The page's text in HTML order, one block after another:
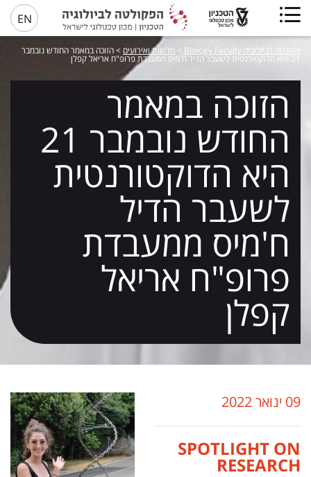
EN
פקולטה לביולוגיה Biology Faculty > חדשות ואירועים >הזוכה במאמר החודש נובמבר
21 היא הדוקטורנטית לשעבר הדיל ח'מיס ממעבדת פרופ"ח אריאל קפלן
הזוכה במאמר
החודש נובמבר 21
היא הדוקטורנטית
לשעבר הדיל
ח'מיס ממעבדת
פרופ"ח אריאל
קפלן
09 ינואר 2022
SPOTLIGHT ON
RESEARCH